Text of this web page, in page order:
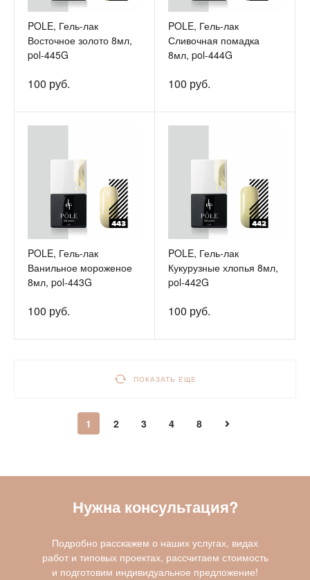
POLE, Гель-лак
Восточное золото 8мл,
pol-445G
100 руб.
POLE, Гель-лак
Сливочная помадка
8мл, pol-444G
100 руб.
POLE, Гель-лак
Ванильное мороженое
8мл, pol-443G
100 руб.
POLE, Гель-лак
Кукурузные хлопья 8мл,
pol-442G
100 руб.
ПОКАЗАТЬ ЕЩЕ
1 2 3 4 8
Нужна консультация?
Подробно расскажем о наших услугах, видах
работ и типовых проектах, рассчитаем стоимость
и подготовим индивидуальное предложение!